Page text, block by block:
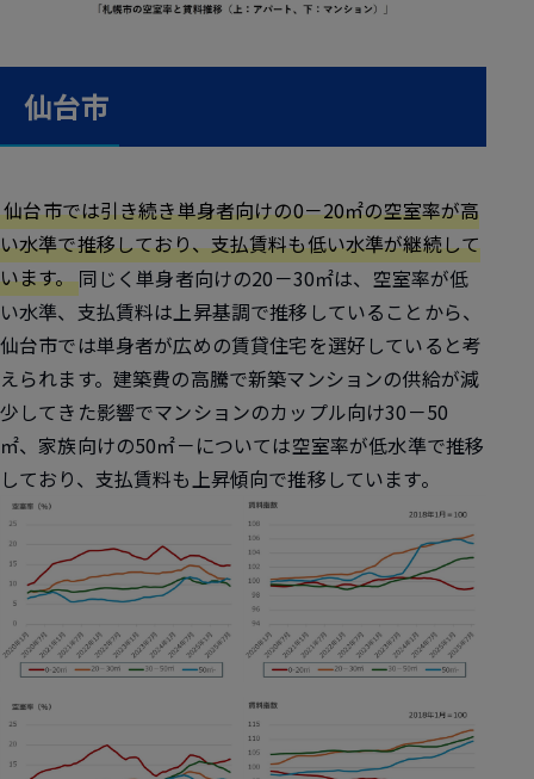
仙台市
仙台市では引き続き単身者向けの0－20㎡の空室率が高
い水準で推移しており、支払賃料も低い水準が継続して
います。同じく単身者向けの20－30㎡は、空室率が低
い水準、支払賃料は上昇基調で推移していることから、
仙台市では単身者が広めの賃貸住宅を選好していると考
えられます。建築費の高騰で新築マンションの供給が減
少してきた影響でマンションのカップル向け30－50
㎡、家族向けの50㎡－については空室率が低水準で推移
しており、支払賃料も上昇傾向で推移しています。